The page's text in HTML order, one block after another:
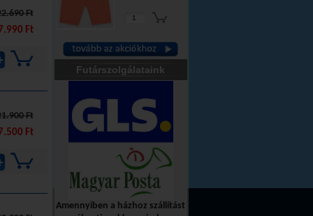
Ft
Ft
Ft
Ft
Futárszolgálataink
Amennyiben a házhoz szállítást